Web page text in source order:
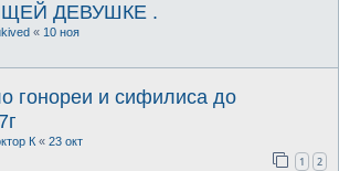
ДЕВУШКЕ .
« 10 ноя
гонореи и сифилиса до
К « 23 окт
1 2